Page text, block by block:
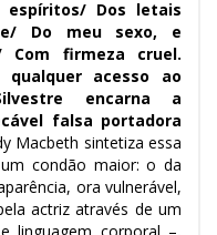
espíritos/ Dos letais
Do meu sexo, e
firmeza cruel.
acesso ao
encarna a
falsa portadora
Macbeth sintetiza essa
condão maior: o da
ora vulnerável,
actriz através de um